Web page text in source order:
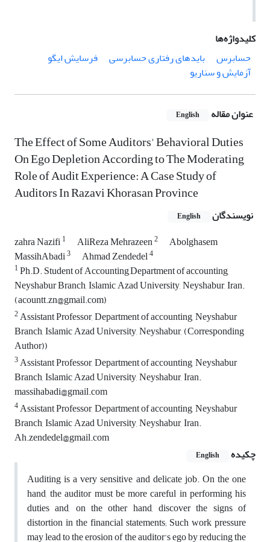
کلیدواژه‌ها
حسابرس
بایدهای رفتاری حسابرسی
فرسایش ایگو
آزمایش و سناریو
عنوان مقاله English
The Effect of Some Auditors' Behavioral Duties
On Ego Depletion According to The Moderating
Role of Audit Experience: A Case Study of
Auditors In Razavi Khorasan Province
نویسندگان English
zahra Nazifi1 AliReza Mehrazeen2
Abolghasem
MassihAbadi3 Ahmad Zendedel4
1Ph.D. Student of Accounting,Department of accounting,
Neyshabur Branch, Islamic Azad University, Neyshabur, Iran.
(acountt.zn@gmail.com)
2Assistant Professor, Department of accounting, Neyshabur
Branch, Islamic Azad University, Neyshabur, (Corresponding
Author))
3Assistant Professor, Department of accounting, Neyshabur
Branch, Islamic Azad University, Neyshabur, Iran.
massihabadi@gmail.com
4Assistant Professor, Department of accounting, Neyshabur
Branch, Islamic Azad University, Neyshabur, Iran.
Ah.zendedel@gmail.com
چکیده
English
Auditing is a very sensitive and delicate job. On the one
hand, the auditor must be more careful in performing his
duties and, on the other hand, discover the signs of
distortion in the financial statements; Such work pressure
may lead to the erosion of the auditor's ego by reducing the